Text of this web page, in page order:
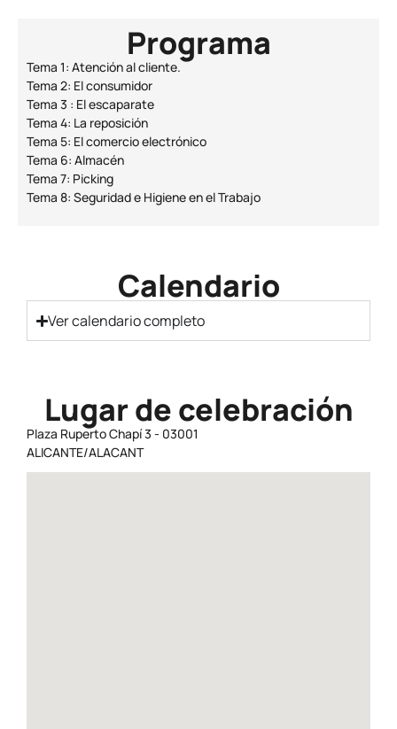
Programa
Tema 1: Atención al cliente.
Tema 2: El consumidor
Tema 3 : El escaparate
Tema 4: La reposición
Tema 5: El comercio electrónico
Tema 6: Almacén
Tema 7: Picking
Tema 8: Seguridad e Higiene en el Trabajo
Calendario
Ver calendario completo
Lugar de celebración
Plaza Ruperto Chapí 3 - 03001
ALICANTE/ALACANT